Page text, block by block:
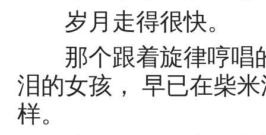
岁月走得很快。
那个跟着旋律哼唱
泪的女孩， 早已在柴
样。